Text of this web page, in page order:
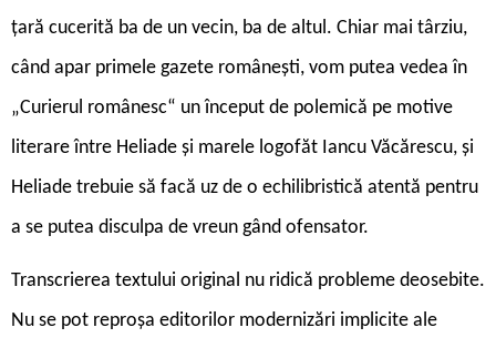
țară cucerită ba de un vecin, ba de altul. Chiar mai târziu,
când apar primele gazete românești, vom putea vedea în
„Curierul românesc“ un început de polemică pe motive
literare între Heliade și marele logofăt Iancu Văcărescu, și
Heliade trebuie să facă uz de o echilibristică atentă pentru
a se putea disculpa de vreun gând ofensator.
Transcrierea textului original nu ridică probleme deosebite.
Nu se pot reproșa editorilor modernizări implicite ale